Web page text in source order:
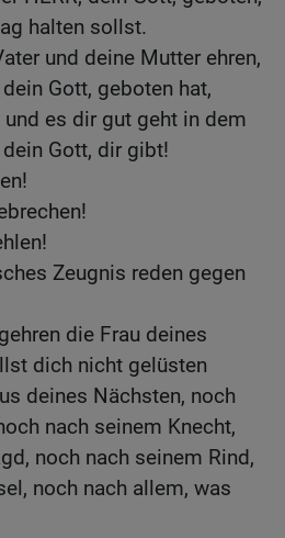
halten sollst.
und deine Mutter ehren,
Gott, geboten hat,
es dir gut geht in dem
dein Gott, dir gibt!
Zeugnis reden gegen
die Frau deines
dich nicht gelüsten
deines Nächsten, noch
nach seinem Knecht,
noch nach seinem Rind,
noch nach allem, was